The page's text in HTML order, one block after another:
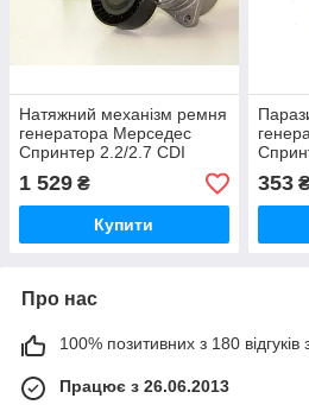
Натяжний механізм ремня
генератора Мерседес
Спринтер 2.2/2.7 CDI
2000-2006 - INA
(Німеччина) 533001710
1 529 ₴
Купити
353
Про нас
100% позитивних з 180 відгуків
Працює з 26.06.2013